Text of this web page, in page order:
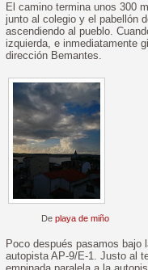
El camino termina unos 300
junto al colegio y el pabellón
ascendiendo al pueblo.
izquierda, e inmediatamente
dirección Bemantes.
De playa de miño
Poco después pasamos bajo
autopista AP-9/E-1. Justo al